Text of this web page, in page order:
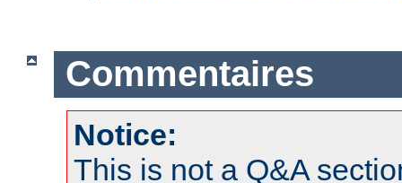
Commentaires
Notice:
This is not a Q&A